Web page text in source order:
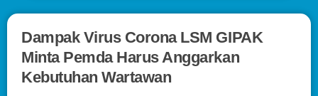
Dampak Virus Corona LSM GIPAK
Minta Pemda Harus Anggarkan
Kebutuhan Wartawan